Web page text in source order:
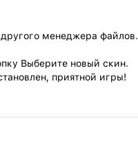
менеджера файлов.
Выберите новый скин.
приятной игры!